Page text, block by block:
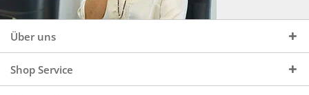
Über uns
Shop Service